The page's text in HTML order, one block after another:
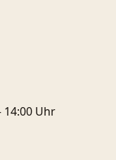
14:00 Uhr